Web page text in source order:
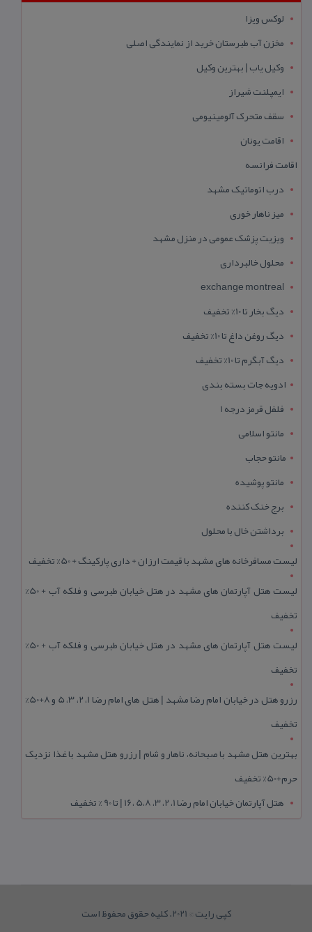
لوکس ویزا
مخزن آب طبرستان خرید از نمایندگی اصلی
وکیل یاب | بهترین وکیل
ایمپلنت شیراز
سقف متحرک آلومینیومی
اقامت یونان
اقامت فرانسه
درب اتوماتیک مشهد
میز ناهار خوری
ویزیت پزشک عمومی در منزل مشهد
محلول خالبرداری
exchange montreal
دیگ بخار تا 10% تخفیف
دیگ روغن داغ تا 10% تخفیف
دیگ آبگرم تا 10% تخفیف
ادویه جات بسته بندی
فلفل قرمز درجه 1
مانتو اسلامی
مانتو حجاب
مانتو پوشیده
برج خنک کننده
برداشتن خال با محلول
لیست مسافرخانه های مشهد با قیمت ارزان + داری پارکینگ + 50% تخفیف
لیست هتل آپارتمان های مشهد در هتل خیابان طبرسی و فلکه آب + 50%
تخفیف
لیست هتل آپارتمان های مشهد در هتل خیابان طبرسی و فلکه آب + 50%
تخفیف
رزرو هتل در خیابان امام رضا مشهد | هتل‌ های امام رضا 1، 2، 3، 5 و 8+50%
تخفیف
بهترین هتل مشهد با صبحانه، ناهار و شام | رزرو هتل مشهد با غذا نزدیک
حرم+50% تخفیف
هتل آپارتمان خیابان امام رضا 1، 2، 3، 5،8 ،16 | تا 90 % تخفیف
کپی رایت © 2021. کلیه حقوق محفوظ است